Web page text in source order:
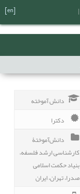
دانش آموخته
دکترا
دانش‌آموختۀ
کارشناسی ارشد فلسفه،
بنیاد حکمت اسلامی
صدرا، تهران، ایران